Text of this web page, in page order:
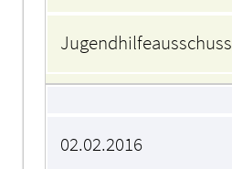
Jugendhilfeausschuss
02.02.2016